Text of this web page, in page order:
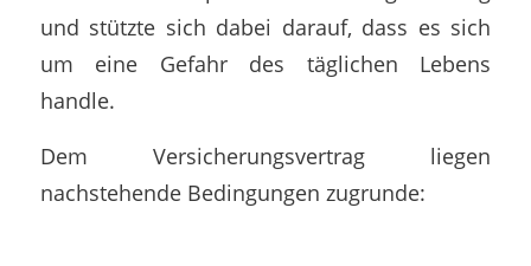
und stützte sich dabei darauf, dass es sich
um eine Gefahr des täglichen Lebens
handle.
Dem Versicherungsvertrag liegen
nachstehende Bedingungen zugrunde: